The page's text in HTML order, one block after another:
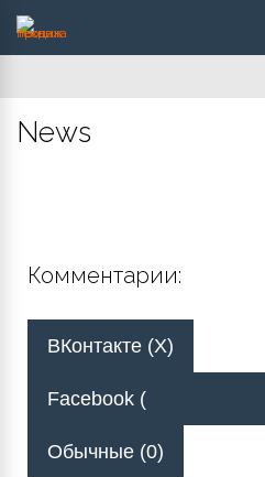
News
Комментарии:
ВКонтакте (X)
Facebook (
Обычные (0)